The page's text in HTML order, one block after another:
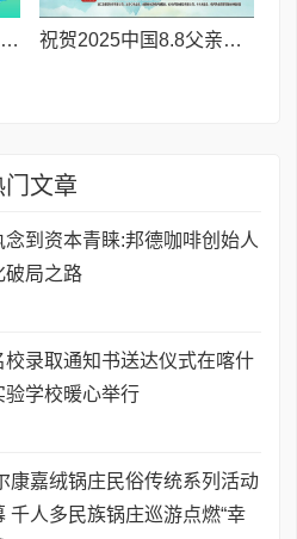
2025马尔康嘉绒锅庄民俗传统系列活动拉开帷幕 千人多民族锅庄巡游点燃“幸福锅庄城” 祝贺2025中国8.8父亲节“孝行天下家风传承”论坛暨祈福音乐会圆满成功
门文章
念到资本青睐:邦德咖啡创始人
破局之路
校录取通知书送达仪式在喀什
验学校暖心举行
康嘉绒锅庄民俗传统系列活动
千人多民族锅庄巡游点燃“幸